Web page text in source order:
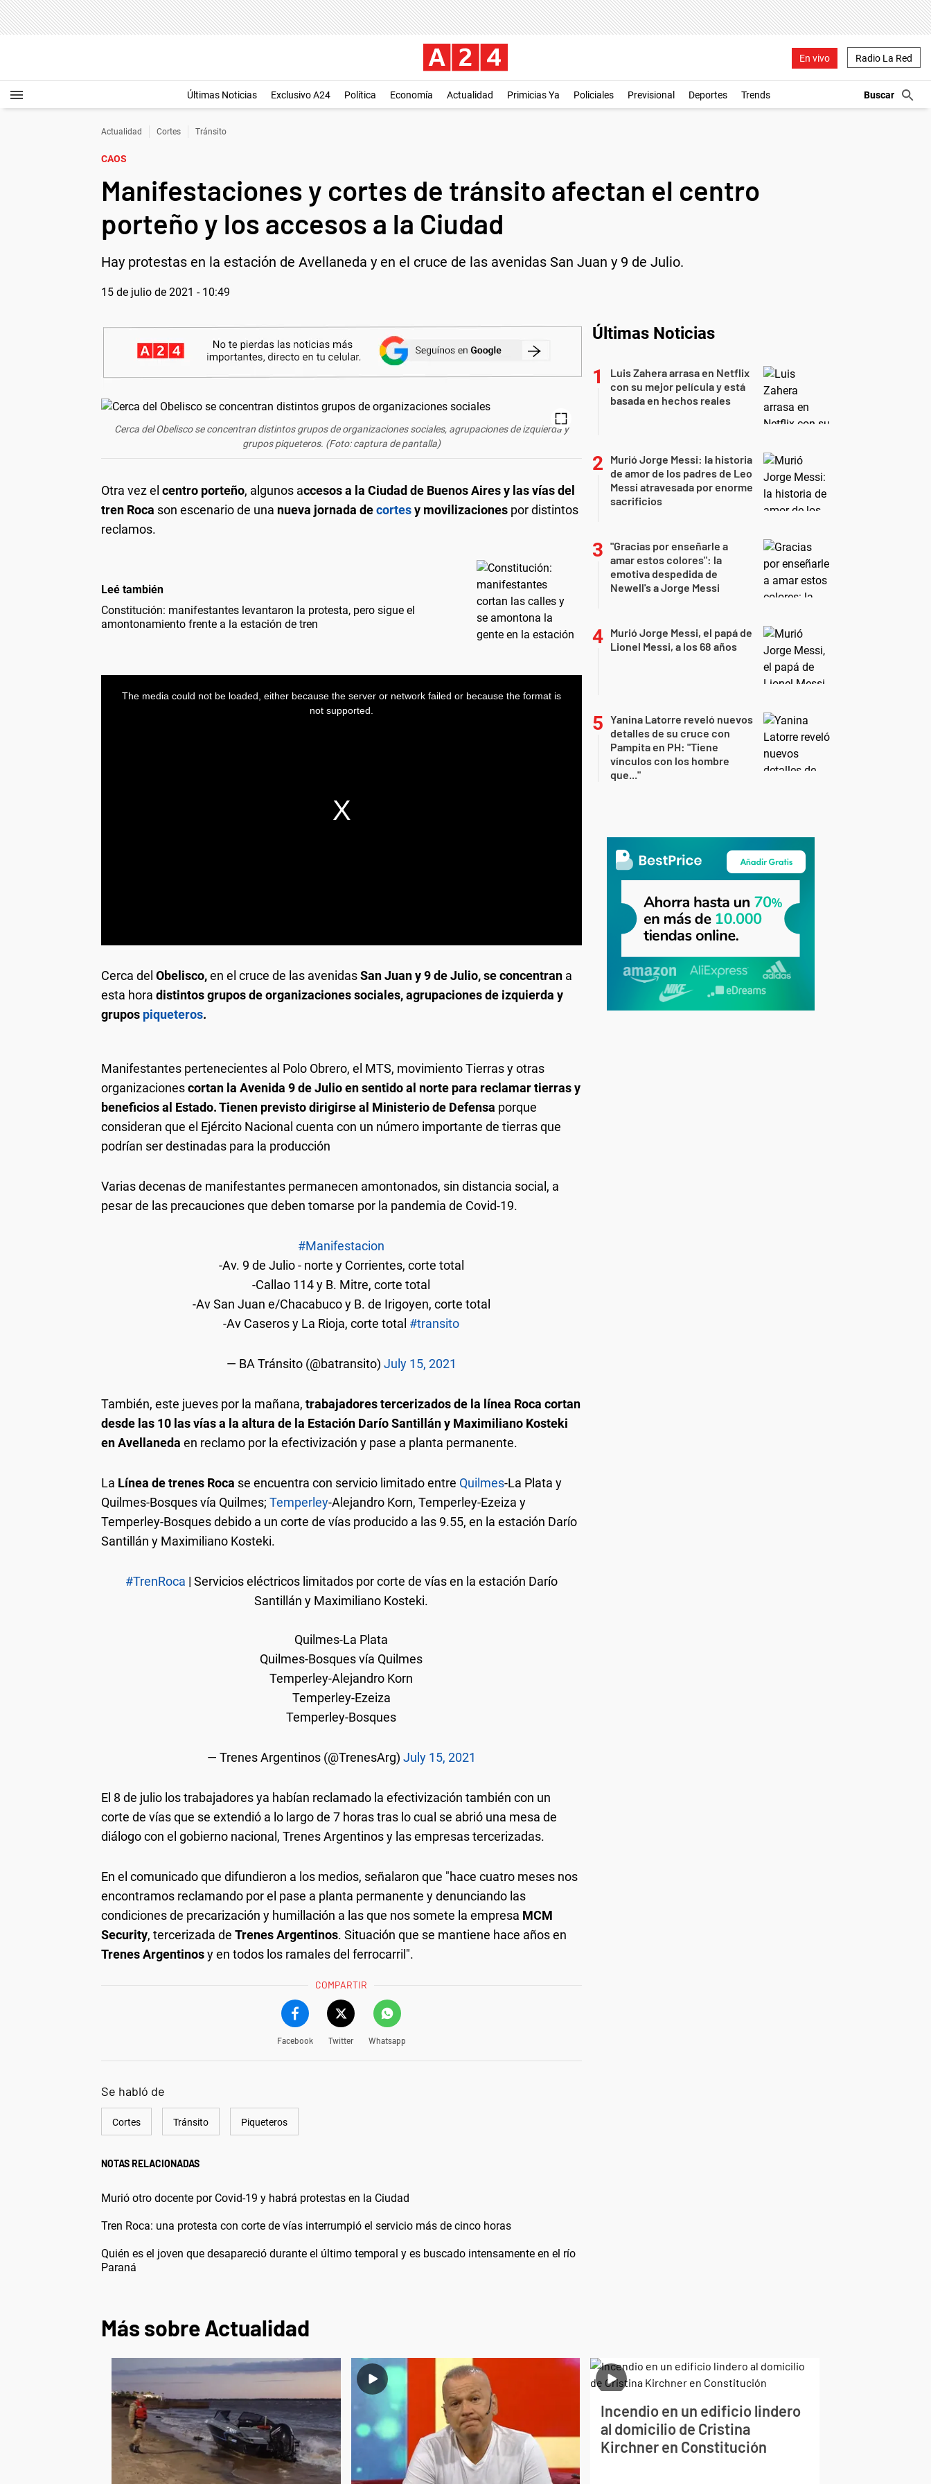
En vivo Radio La Red
Últimas Noticias Exclusivo A24 Política Economía Actualidad Primicias Ya Policiales Previsional Deportes Trends
Actualidad Cortes Tránsito
CAOS
Manifestaciones y cortes de tránsito afectan el centro
porteño y los accesos a la Ciudad
Hay protestas en la estación de Avellaneda y en el cruce de las avenidas San Juan y 9 de Julio.
15 de julio de 2021 - 10:49
Cerca del Obelisco se concentran distintos grupos de organizaciones sociales, agrupaciones de izquierda y
grupospiqueteros. (Foto: captura de pantalla)
Otra vez el centro porteño, algunos accesos a la Ciudad de Buenos Aires y las vías del
tren Roca son escenario de una nueva jornada decortesy movilizaciones por distintos
reclamos.
Leé también
Constitución: manifestantes levantaron la protesta, pero sigue el
amontonamiento frente a la estación de tren
Cerca del Obelisco,en el cruce de las avenidasSan Juan y 9 de Julio,se concentran a
esta hora distintos grupos de organizaciones sociales, agrupaciones de izquierda y
grupos piqueteros.
Manifestantes pertenecientes al Polo Obrero, el MTS, movimiento Tierras y otras
organizacionescortan la Avenida 9 de Julio en sentido al norte para reclamar tierras y
beneficios al Estado. Tienen previsto dirigirse al Ministerio de Defensa porque
consideran que el Ejército Nacional cuenta con un número importante de tierras que
podrían ser destinadas para la producción
Varias decenas de manifestantes permanecen amontonados, sin distancia social, a
pesar de las precauciones que deben tomarse por la pandemia de Covid-19.
#Manifestacion
-Av. 9 de Julio - norte y Corrientes, corte total
-Callao 114 y B. Mitre, corte total
-Av San Juan e/Chacabuco y B. de Irigoyen, corte total
-Av Caseros y La Rioja, corte total #transito
— BA Tránsito (@batransito) July 15, 2021
También, este jueves por la mañana, trabajadores tercerizados de la línea Roca cortan
desde las 10 las vías a la altura de la Estación Darío Santillán y Maximiliano Kosteki
en Avellaneda en reclamo por la efectivización y pase a planta permanente.
La Línea de trenes Roca se encuentra con servicio limitado entre Quilmes-La Plata y
Quilmes-Bosques vía Quilmes; Temperley-Alejandro Korn, Temperley-Ezeiza y
Temperley-Bosques debido a un corte de vías producido a las 9.55, en la estación Darío
Santillán y Maximiliano Kosteki.
#TrenRoca | Servicios eléctricos limitados por corte de vías en la estación Darío
Santillán y Maximiliano Kosteki.
Quilmes-La Plata
Quilmes-Bosques vía Quilmes
Temperley-Alejandro Korn
Temperley-Ezeiza
Temperley-Bosques
— Trenes Argentinos (@TrenesArg) July 15, 2021
El 8 de julio los trabajadores ya habían reclamado la efectivización también con un
corte de vías que se extendió a lo largo de 7 horas tras lo cual se abrió una mesa de
diálogo con el gobierno nacional, Trenes Argentinos y las empresas tercerizadas.
En el comunicado que difundieron a los medios, señalaron que "hace cuatro meses nos
encontramos reclamando por el pase a planta permanente y denunciando las
condiciones de precarización y humillación a las que nos somete la empresa MCM
Security, tercerizada de Trenes Argentinos. Situación que se mantiene hace años en
Trenes Argentinosy en todos los ramales del ferrocarril".
COMPARTIR
Facebook Twitter Whatsapp
Se habló de
Cortes Tránsito Piqueteros
NOTAS RELACIONADAS
Murió otro docente por Covid-19 y habrá protestas en la Ciudad
Tren Roca: una protesta con corte de vías interrumpió el servicio más de cinco horas
Quién es el joven que desapareció durante el último temporal y es buscado intensamente en el río
Paraná
Últimas Noticias
Luis Zahera arrasa en Netflix
con su mejor película y está
basada en hechos reales
Murió Jorge Messi: la historia
de amor de los padres de Leo
Messi atravesada por enorme
sacrificios
"Gracias por enseñarle a
amar estos colores": la
emotiva despedida de
Newell's a Jorge Messi
Murió Jorge Messi, el papá de
Lionel Messi, a los 68 años
Yanina Latorre reveló nuevos
detalles de su cruce con
Pampita en PH: "Tiene
vínculos con los hombre
que..."
Más sobre Actualidad
Incendio en un edificio lindero
al domicilio de Cristina
Kirchner en Constitución